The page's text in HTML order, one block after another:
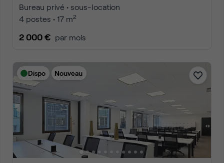
Bureau privé • sous-location
4 postes • 17 m2
2 000 € par mois
Dispo Nouveau